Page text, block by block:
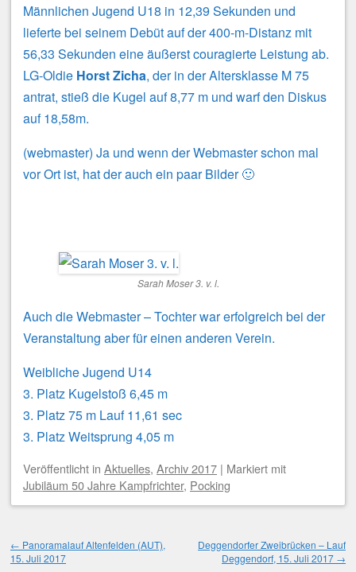
Männlichen Jugend U18 in 12,39 Sekunden und
lieferte bei seinem Debüt auf der 400-m-Distanz mit
56,33 Sekunden eine äußerst couragierte Leistung ab.
LG-Oldie Horst Zicha, der in der Altersklasse M 75
antrat, stieß die Kugel auf 8,77 m und warf den Diskus
auf 18,58m.
(webmaster) Ja und wenn der Webmaster schon mal
vor Ort ist, hat der auch ein paar Bilder 🙂
Sarah Moser 3. v. l.
Auch die Webmaster – Tochter war erfolgreich bei der
Veranstaltung aber für einen anderen Verein.
Weibliche Jugend U14
3. Platz Kugelstoß 6,45 m
3. Platz 75 m Lauf 11,61 sec
3. Platz Weitsprung 4,05 m
Veröffentlicht in Aktuelles, Archiv 2017 | Markiert mit
Jubiläum 50 Jahre Kampfrichter, Pocking
← Panoramalauf Altenfelden (AUT),
15. Juli 2017
Deggendorfer Zweibrücken – Lauf
Deggendorf, 15. Juli 2017 →